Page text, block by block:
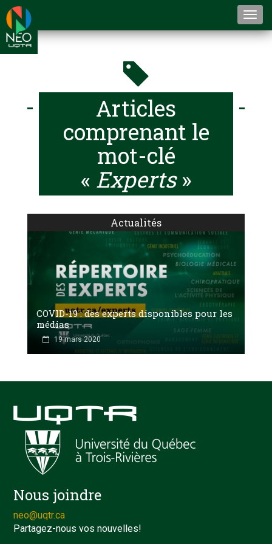
Articles
comprenant le
mot-clé
« Experts»
Actualités
COVID-19 : des experts disponibles pour les
médias
19 mars 2020
Nous joindre
neo@uqtr.ca
Partagez-nous vos nouvelles!